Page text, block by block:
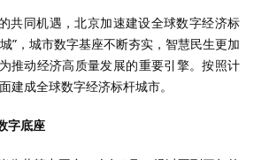
共同机遇，北京加速建设全球数字经济标
”，城市数字基座不断夯实，智慧民生更加
推动经济高质量发展的重要引擎。按照计
建成全球数字经济标杆城市。
字底座